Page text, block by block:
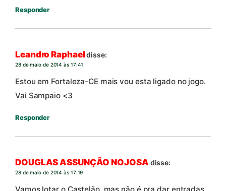
Responder
Leandro Raphaeldisse:
28 de maio de 2014 às 17:41
Estou em Fortaleza-CE mais vou esta ligado no jogo.
Vai Sampaio <3
Responder
DOUGLAS ASSUNÇÃO NOJOSA disse:
28 de maio de 2014 às 17:19